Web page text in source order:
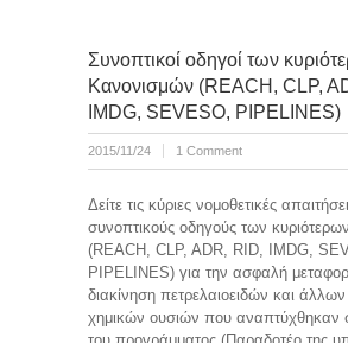
Συνοπτικοί οδηγοί των
Κανονισμών (REACH, CLP,
IMDG, SEVESO, PIPELINES)
2015/11/24 1 Comment
Δείτε τις κύριες νομοθετικές
συνοπτικούς οδηγούς των
(REACH, CLP, ADR, RID, IMDG,
PIPELINES) για την ασφαλή
διακίνηση πετρελαιοειδών και
χημικών ουσιών που αναπτύχθηκαν